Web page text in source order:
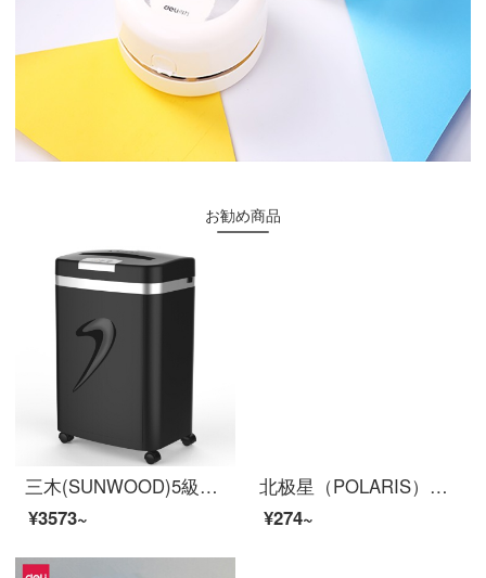
お勧め商品
三木(SUNWOOD)5級の秘密保護事務所業務用のシュレッダー(単回7枚で10分間20 Lの紙くず、カード、クリップ、ステープル)SD 9331 D
¥3573~
北极星（POLARIS）金属闹钟学生用简约儿童闹铃电子时钟桌面静音闹表超大声家用卧室床头夜灯小钟表 天空蓝【8cm，静音准时】
¥274~